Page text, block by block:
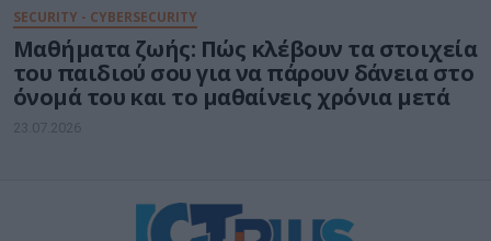
SECURITY - CYBERSECURITY
Μαθήματα ζωής: Πώς κλέβουν τα στοιχεία
του παιδιού σου για να πάρουν δάνεια στο
όνομά του και το μαθαίνεις χρόνια μετά
23.07.2026